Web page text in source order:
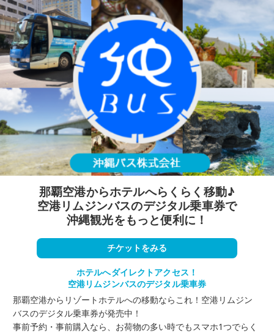
那覇空港からホテルへらくらく移動♪
空港リムジンバスのデジタル乗車券で
沖縄観光をもっと便利に！
チケットをみる
ホテルへダイレクトアクセス！
空港リムジンバスのデジタル乗車券
那覇空港からリゾートホテルへの移動ならこれ！空港リムジン
バスのデジタル乗車券が発売中！
事前予約・事前購入なら、お荷物の多い時でもスマホ1つでらく